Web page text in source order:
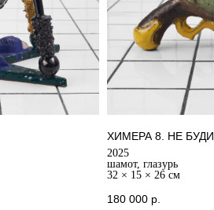
ХИМЕРА 8. НЕ БУДИ
2025
шамот, глазурь
32 × 15 × 26 см
180 000 р.